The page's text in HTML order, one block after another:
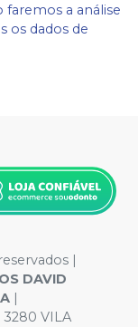
a análise
os dados de
|
DAVID
|
3280 VILA